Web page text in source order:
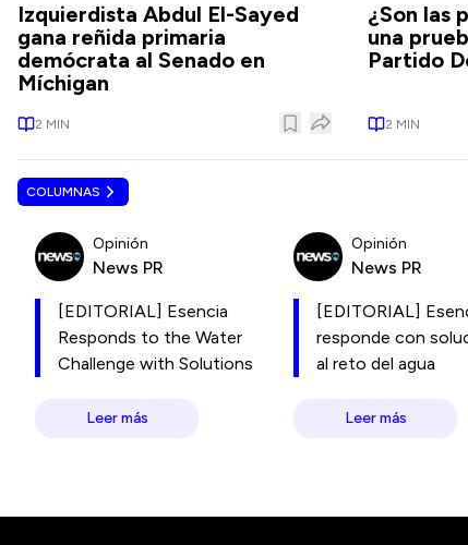
Izquierdista Abdul El-Sayed
gana reñida primaria
demócrata al Senado en
Míchigan
2 MIN
¿Son las
una
Partido
2 MIN
COLUMNAS
Opinión
News PR
[EDITORIAL] Esencia
Responds to the Water
Challenge with Solutions
Leer más
Opinión
News PR
[EDITORIAL]
responde con
al reto del agua
Leer más